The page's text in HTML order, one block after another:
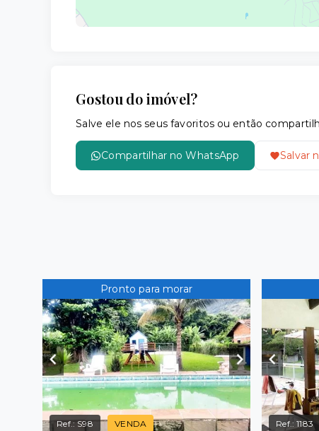
Gostou do imóvel?
Salve ele nos seus favoritos ou então
Compartilhar no WhatsApp Salvar
Pronto para morar
Ref.: S98 VENDA Ref.:1183